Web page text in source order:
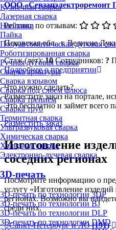
Кузнечная сварка
Лазерная сварка
Наплавка
Пайка
Полуавтоматическая дуговая
Роботизированная сварка
Ручная дуговая сварка
Сварка арматуры
Сварка взрывом
Сварка под слоем флюса
Сварка трением
Сварка труб
Термитная сварка
Ультразвуковая сварка
Химическая сварка
Холодная сварка
Электронно-лучевая сварка
3D-печать
3D-печать по технологии 3DP
3D-печать по технологии BJ
3D-печать по технологии DLP
3D-печать по технологии DMD
ООО «Севзапэлектроремонт
Рейтинг по отзывам:
Псковская обл., г. Великие
Стаж (лет):10 Сотрудников: ?
Подробнее о предприятии
Что нужно сделать?
Разместите заказ на портале,
Это бесплатно и займет всего
Разместить заказ
Изготовление
соседних регионах
Посмотрите информацию о
услугу «Изготовление
регионах. Возможно вы
среди них.
Санкт-Петербург и ЛО(191)